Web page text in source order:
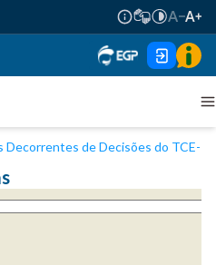
de Decisões do TCE-PR